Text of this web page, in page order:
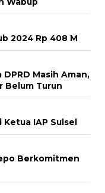
Wabup
2024 Rp 408 M
Masih Aman,
Belum Turun
IAP Sulsel
Berkomitmen